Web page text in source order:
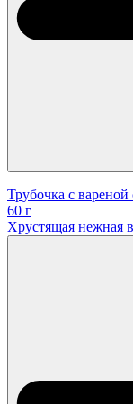
Трубочка с
60 г
Хрустящая нежная